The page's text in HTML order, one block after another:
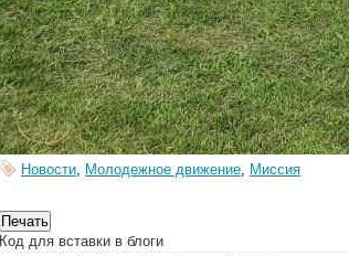
Новости, Молодежное движение, Миссия
Код для вставки в блоги